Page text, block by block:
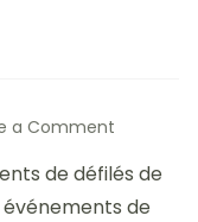
a Comment
plus
grands
de défilés de
événements de